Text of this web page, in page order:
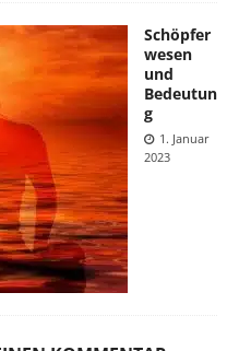
Schöpfer
wesen
und
Bedeutun
g
1. Januar
2023